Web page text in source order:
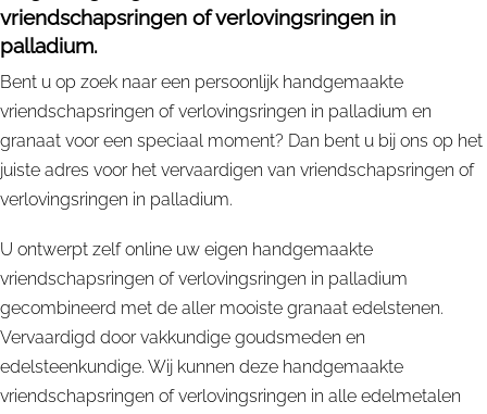
vriendschapsringen of verlovingsringen in
palladium.
Bent u op zoek naar een persoonlijk handgemaakte
vriendschapsringen of verlovingsringen in palladium en
granaat voor een speciaal moment? Dan bent u bij ons op het
juiste adres voor het vervaardigen van vriendschapsringen of
verlovingsringen in palladium.
U ontwerpt zelf online uw eigen handgemaakte
vriendschapsringen of verlovingsringen in palladium
gecombineerd met de aller mooiste granaat edelstenen.
Vervaardigd door vakkundige goudsmeden en
edelsteenkundige. Wij kunnen deze handgemaakte
vriendschapsringen of verlovingsringen in alle edelmetalen